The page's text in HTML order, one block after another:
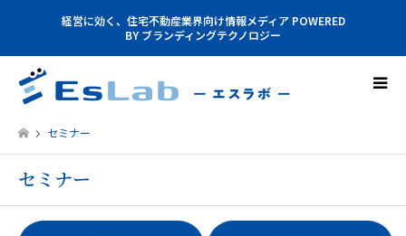
経営に効く、住宅不動産業界向け情報メディア POWERED
BY ブランディングテクノロジー
セミナー
セミナー